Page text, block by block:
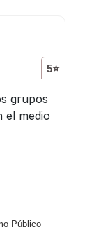
5⭐
grupos
el medio
Público